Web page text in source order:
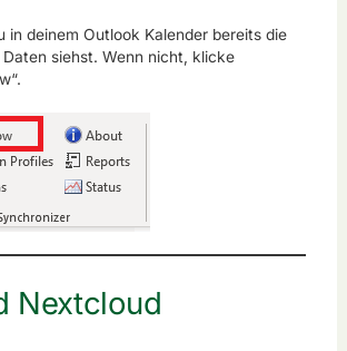
in deinem Outlook Kalender bereits die
siehst. Wenn nicht, klicke
Nextcloud